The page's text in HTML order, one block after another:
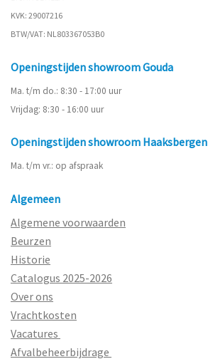
KVK: 29007216
BTW/VAT: NL803367053B0
Openingstijden showroom Gouda
Ma. t/m do.: 8:30 - 17:00 uur
Vrijdag: 8:30 - 16:00 uur
Openingstijden showroom Haaksbergen
Ma. t/m vr.: op afspraak
Algemeen
Algemene voorwaarden
Beurzen
Historie
Catalogus 2025-2026
Over ons
Vrachtkosten
Vacatures
Afvalbeheerbijdrage